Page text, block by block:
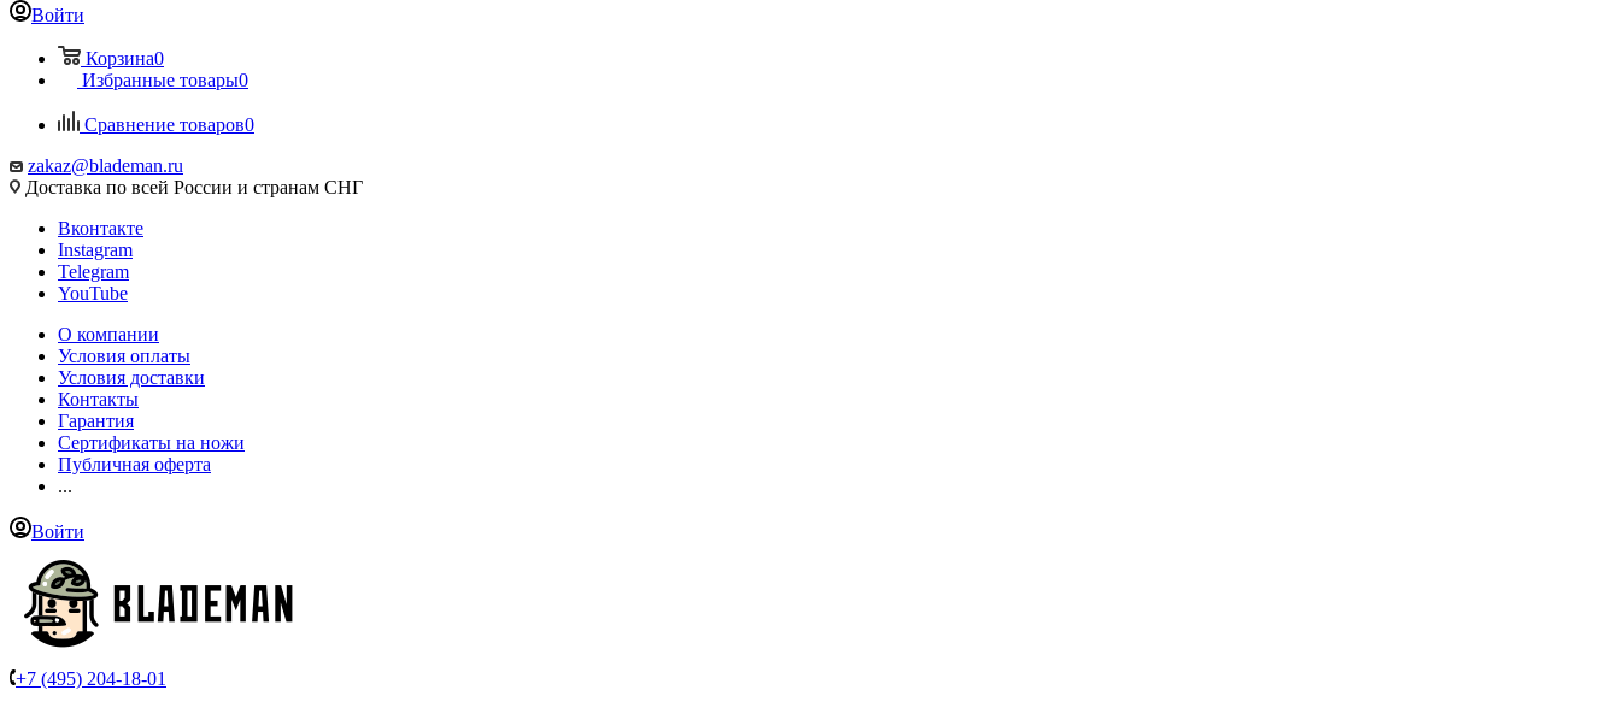
Войти
Корзина0
Избранные товары0
Сравнение товаров0
zakaz@blademan.ru
Доставка по всей России и странам СНГ
Вконтакте
Instagram
Telegram
YouTube
О компании
Условия оплаты
Условия доставки
Контакты
Гарантия
Сертификаты на ножи
Публичная оферта
...
Войти
+7 (495) 204-18-01